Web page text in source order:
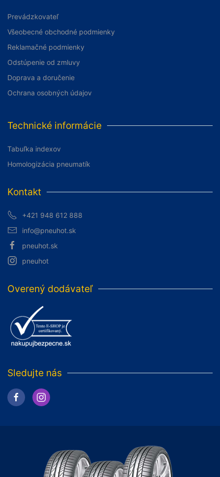
Prevádzkovateľ
Všeobecné obchodné podmienky
Reklamačné podmienky
Odstúpenie od zmluvy
Doprava a doručenie
Ochrana osobných údajov
Technické informácie
Tabuľka indexov
Homologizácia pneumatík
Kontakt
+421 948 612 888
info@pneuhot.sk
pneuhot.sk
pneuhot
Overený dodávateľ
Sledujte nás